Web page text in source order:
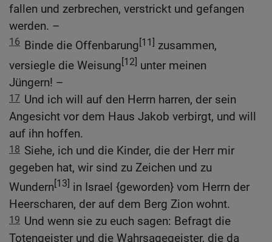
fallen und zerbrechen, verstrickt und gefangen
werden. –
16 Binde die Offenbarung[11] zusammen,
versiegle die Weisung[12] unter meinen
Jüngern! –
17 Und ich will auf den Herrn harren, der sein
Angesicht vor dem Haus Jakob verbirgt, und will
auf ihn hoffen.
18 Siehe, ich und die Kinder, die der Herr mir
gegeben hat, wir sind zu Zeichen und zu
Wundern[13] in Israel {geworden} vom Herrn der
Heerscharen, der auf dem Berg Zion wohnt.
19 Und wenn sie zu euch sagen: Befragt die
Totengeister und die Wahrsagegeister, die da